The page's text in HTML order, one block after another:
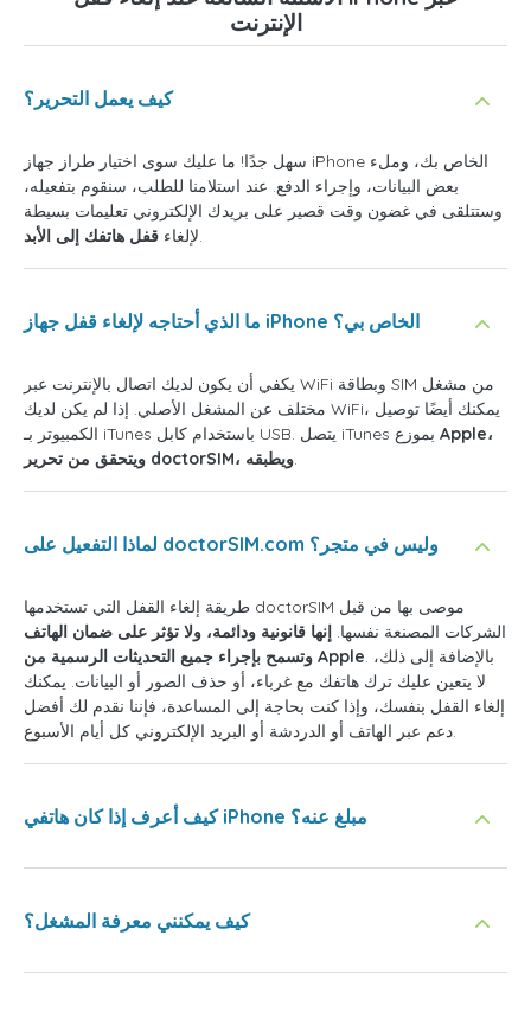
الإنترنت
كيف يعمل التحرير؟
سهل جدًا! ما عليك سوى اختيار طراز جهاز iPhone الخاص بك، وملء
بعض البيانات، وإجراء الدفع. عند استلامنا للطلب، سنقوم بتفعيله،
وستتلقى في غضون وقت قصير على بريدك الإلكتروني تعليمات بسيطة
لإلغاء قفل هاتفك إلى الأبد .
ما الذي أحتاجه لإلغاء قفل جهاز iPhone الخاص بي؟
يكفي أن يكون لديك اتصال بالإنترنت عبر WiFi وبطاقة SIM من مشغل
مختلف عن المشغل الأصلي. إذا لم يكن لديك WiFi، يمكنك أيضًا توصيل
Apple،
ويتحقق من تحرير doctorSIM، ويطبقه.
لماذا التفعيل على doctorSIM.com وليس في متجر؟
طريقة إلغاء القفل التي تستخدمها doctorSIM موصى بها من قبل
الشركات المصنعة نفسها. إنها قانونية ودائمة، ولا تؤثر على ضمان الهاتف
وتسمح بإجراء جميع التحديثات الرسمية من Apple. بالإضافة إلى ذلك،
لا يتعين عليك ترك هاتفك مع غرباء، أو حذف الصور أو البيانات. يمكنك
إلغاء القفل بنفسك، وإذا كنت بحاجة إلى المساعدة، فإننا نقدم لك أفضل
دعم عبر الهاتف أو الدردشة أو البريد الإلكتروني كل أيام الأسبوع.
كيف أعرف إذا كان هاتفي iPhone مبلغ عنه؟
كيف يمكنني معرفة المشغل؟